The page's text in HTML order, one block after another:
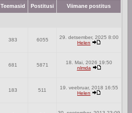
Teemasid Postitusi Viimane postitus
383 6055
29. detsember, 2025 8:00
Helen
681 5871
18. Mai, 2026 19:50
nlmda
183 511
19. veebruar, 2018 16:55
Helen